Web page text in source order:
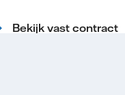
Bekijk vast contract